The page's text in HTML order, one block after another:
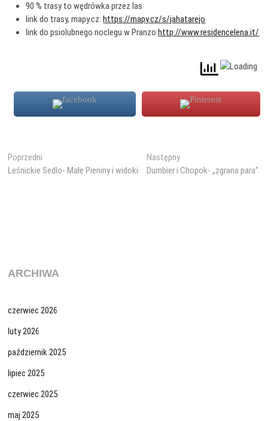
90 % trasy to wędrówka przez las
link do trasy, mapy.cz:https://mapy.cz/s/jahatarejo
link do psiolubnego noclegu w Pranzo:http://www.residencelena.it/
Nawigacja
wpisu
Poprzedni
wpis:
Leśnickie Sedlo- Małe Pieniny i widoki
NastępnyNastępny
wpis:
Dumbier i Chopok- „zgrana para”.
ARCHIWA
czerwiec 2026
luty 2026
październik 2025
lipiec 2025
czerwiec 2025
maj 2025